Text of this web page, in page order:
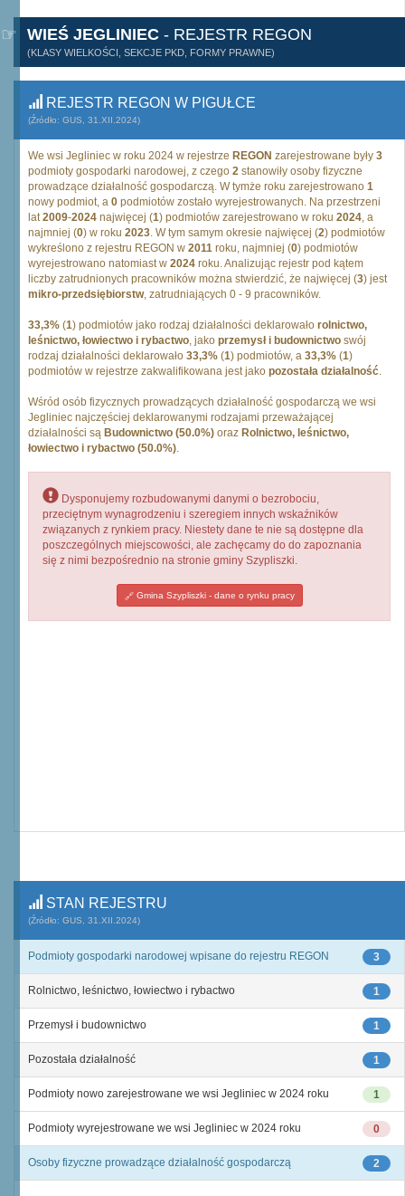
WIEŚ JEGLINIEC - REJESTR REGON
(KLASY WIELKOŚCI, SEKCJE PKD, FORMY PRAWNE)
REJESTR REGON W PIGUŁCE
(Źródło: GUS, 31.XII.2024)
We wsi Jegliniec w roku 2024 w rejestrze REGON zarejestrowane były 3
podmioty gospodarki narodowej, z czego 2 stanowiły osoby fizyczne
prowadzące działalność gospodarczą. W tymże roku zarejestrowano 1
nowy podmiot, a 0 podmiotów zostało wyrejestrowanych. Na przestrzeni
lat2009-2024 najwięcej (1) podmiotów zarejestrowano w roku 2024, a
najmniej (0) w roku 2023. W tym samym okresie najwięcej (2) podmiotów
wykreślono z rejestru REGON w 2011 roku, najmniej (0) podmiotów
wyrejestrowano natomiast w 2024 roku. Analizując rejestr pod kątem
liczby zatrudnionych pracowników można stwierdzić, że najwięcej (3) jest
mikro-przedsiębiorstw, zatrudniających 0 - 9 pracowników.
33,3% (1) podmiotów jako rodzaj działalności deklarowało rolnictwo,
leśnictwo, łowiectwo i rybactwo, jako przemysł i budownictwo swój
rodzaj działalności deklarowało 33,3% (1) podmiotów, a 33,3% (1)
podmiotów w rejestrze zakwalifikowana jest jako pozostała działalność.
Wśród osób fizycznych prowadzących działalność gospodarczą we wsi
Jegliniec najczęściej deklarowanymi rodzajami przeważającej
działalności są Budownictwo (50.0%) oraz Rolnictwo, leśnictwo,
łowiectwo i rybactwo (50.0%).
Dysponujemy rozbudowanymi danymi o bezrobociu,
przeciętnym wynagrodzeniu i szeregiem innych wskaźników
związanych z rynkiem pracy. Niestety dane te nie są dostępne dla
poszczególnych miejscowości, ale zachęcamy do do zapoznania
się z nimi bezpośrednio na stronie gminy Szypliszki.
Gmina Szypliszki - dane o rynku pracy
STAN REJESTRU
(Źródło: GUS, 31.XII.2024)
3
Podmioty gospodarki narodowej wpisane do rejestru REGON
1
Rolnictwo, leśnictwo, łowiectwo i rybactwo
1
Przemysł i budownictwo
1
Pozostała działalność
1
Podmioty nowo zarejestrowane we wsi Jegliniec w 2024 roku
0
Podmioty wyrejestrowane we wsi Jegliniec w 2024 roku
2
Osoby fizyczne prowadzące działalność gospodarczą